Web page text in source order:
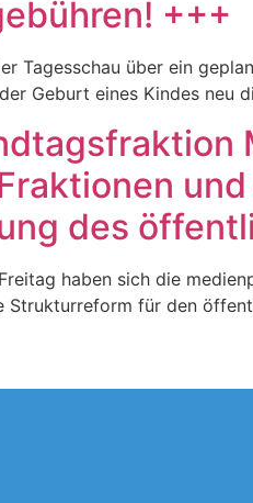
+++
Tagesschau über ein
Geburt eines Kindes neu
des
haben sich die
Strukturreform für den